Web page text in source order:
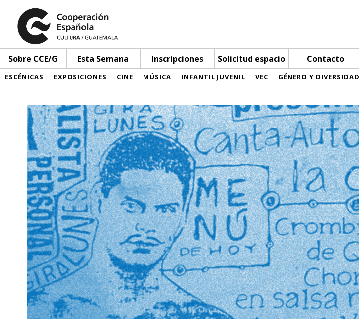
Sobre CCE/G Esta Semana Inscripciones Solicitud espacio Contacto
ESCÉNICAS EXPOSICIONES CINE MÚSICA INFANTIL JUVENIL VEC GÉNERO Y DIVERSIDAD